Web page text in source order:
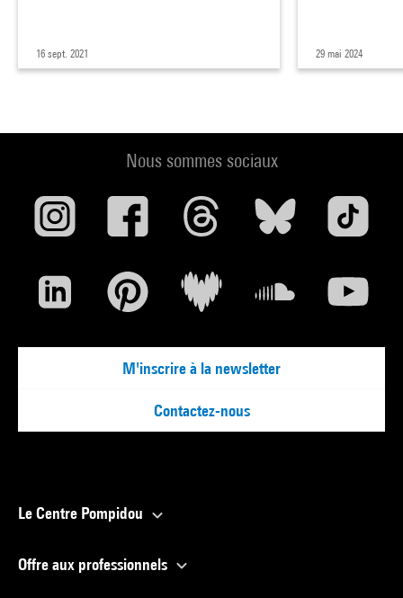
16 sept. 2021 29 mai 2024
Nous sommes sociaux
M'inscrire à la newsletter
Contactez-nous
Le Centre Pompidou
Offre aux professionnels